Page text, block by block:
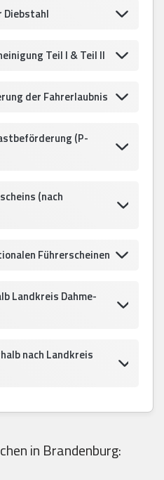
Diebstahl
Teil I & Teil II
der Fahrerlaubnis
(P-
(nach
Führerscheinen
Landkreis Dahme-
nach Landkreis
in Brandenburg: